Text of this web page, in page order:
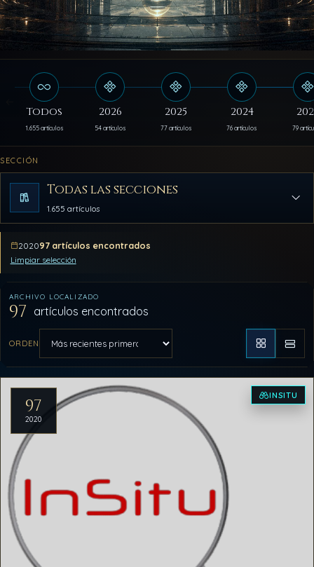
Todos
1.655 artículos
2026
54 artículos
2025
77 artículos
2024
76 artículos 79
SECCIÓN
Todas las secciones
1.655 artículos
202097 artículos encontrados
Limpiar selección
ARCHIVO LOCALIZADO
97 artículos encontrados
ORDEN
Aplicar orden
Artículos del archivo
97
2020
INSITU